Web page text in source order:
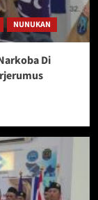
NUNUKAN
Di